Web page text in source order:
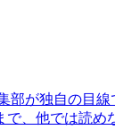
部が独自の目
、他では読め